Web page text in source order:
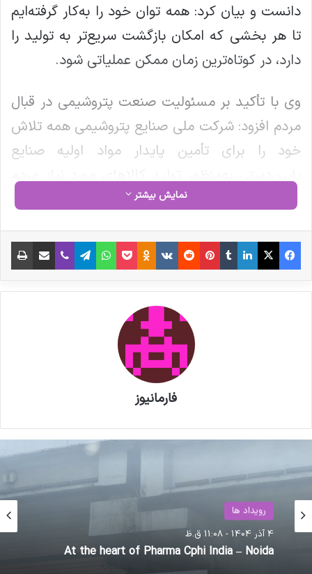
دانست و بیان کرد: همه توان خود را به‌کار گرفته‌ایم
تا هر بخشی که امکان بازگشت سریع‌تر به تولید را
دارد، در کوتاه‌ترین زمان ممکن عملیاتی شود.
وی با تأکید بر مسئولیت صنعت پتروشیمی در قبال
مردم افزود: شرکت ملی صنایع پتروشیمی همه تلاش
خود را برای تأمین پایدار مواد اولیه‌ صنایع
می‌کند.
در این جلسه فرامرز اختراعی، رئیس هیات مدیره
سندیکای تولید کنندگان مواد دارویی؛شیمیایی و
بسته بندی دارویی آخرین جمع بندی شرکت های
دارویی و ارتباط آنها با صنایع پتروشیمی را ارائه
نوشته های مشابه
پزشکیان به نمایشگاه «ایران هلث»
رفت
نمایش بیشتر
فیس بوک X لینکدین ‫تامبلر ‫پین‌ترست ‫رددیت ‫VKontakte
‫Odnoklassniki پاکت واتس آپ تلگرام وایبر اشتراک گذاری از طریق ایمیل
فارمانیوز
رویداد ها
4 آذر 1404 - 11:08 ق.ظ
At the heart of Pharma Cphi India – Noida
حوزه سلامت
12 تیر 1404 - 10:06 ق.ظ